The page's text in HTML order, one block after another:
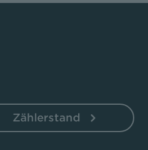
Zählerstand